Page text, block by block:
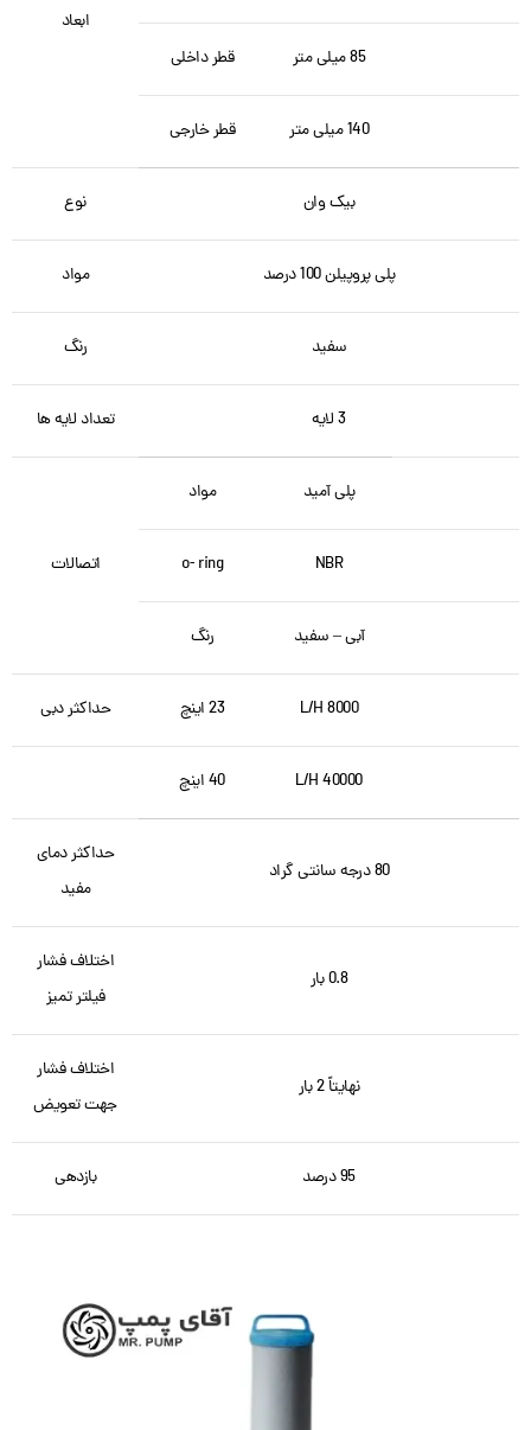
ابعاد
85 میلی متر قطر داخلی
140 میلی متر قطر خارجی
بیک وان نوع
پلی پروپیلن 100 درصد مواد
سفید رنگ
3 لایه تعداد لایه ها
پلی آمید مواد
اتصالات NBR
o- ring
آبی – سفید رنگ
8000 L/H 23 اینچ حداکثر دبی
40000 L/H 40 اینچ
80 درجه سانتی گراد
حداکثر دمای
مفید
0.8 بار
اختلاف فشار
فیلتر تمیز
نهایتاً 2 بار
اختلاف فشار
جهت تعویض
95 درصد بازدهی